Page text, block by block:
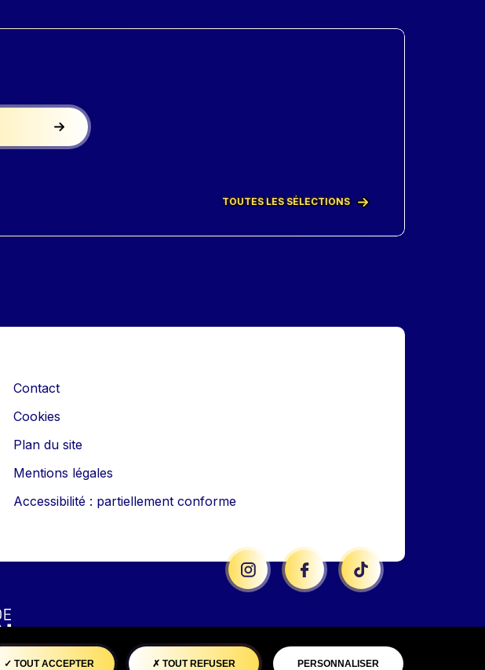
TOUTES LES SÉLECTIONS
Contact
Cookies
Plan du site
Mentions légales
Accessibilité : partiellement conforme
TOUT ACCEPTER TOUT REFUSER PERSONNALISER